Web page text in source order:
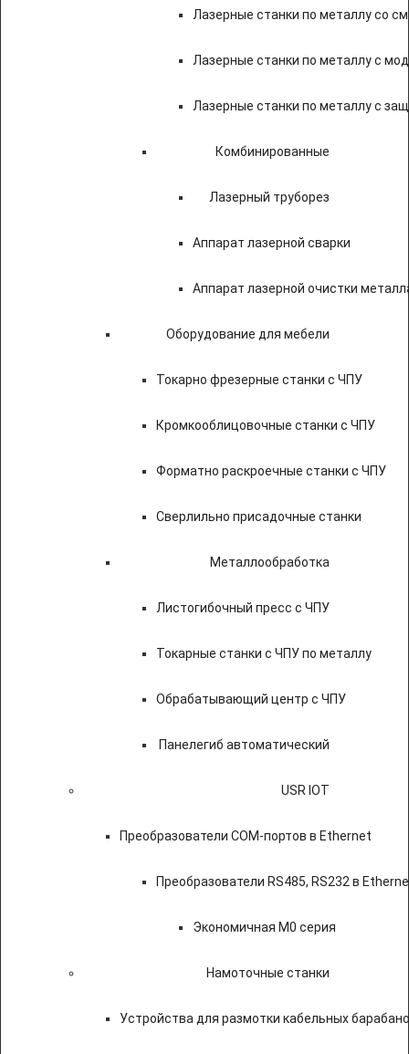
Лазерные станки по металлу со
Лазерные станки по металлу с
Лазерные станки по металлу с
Комбинированные
Лазерный труборез
Аппарат лазерной сварки
Аппарат лазерной очистки
Оборудование для мебели
Токарно фрезерные станки с ЧПУ
Кромкооблицовочные станки с ЧПУ
Форматно раскроечные станки с ЧПУ
Сверлильно присадочные станки
Металлообработка
Листогибочный пресс с ЧПУ
Токарные станки с ЧПУ по металлу
Обрабатывающий центр с ЧПУ
Панелегиб автоматический
USR IOT
Преобразователи COM-портов в Ethernet
Преобразователи RS485, RS232 в
Экономичная M0 серия
Намоточные станки
Устройства для размотки кабельных